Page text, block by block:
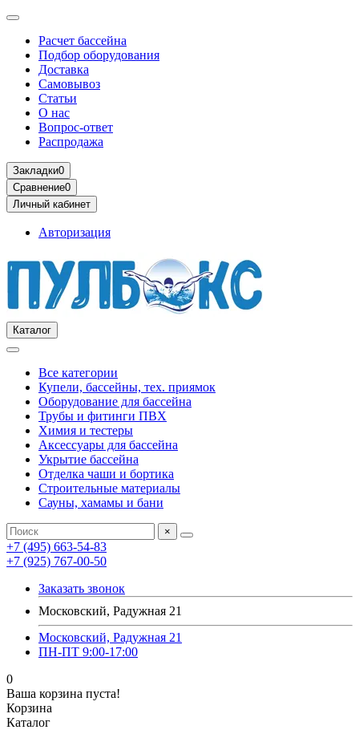
Расчет бассейна
Подбор оборудования
Доставка
Самовывоз
Статьи
О нас
Вопрос-ответ
Распродажа
Закладки0
Сравнение0
Личный кабинет
Авторизация
Каталог
Все категории
Купели, бассейны, тех. приямок
Оборудование для бассейна
Трубы и фитинги ПВХ
Химия и тестеры
Аксессуары для бассейна
Укрытие бассейна
Отделка чаши и бортика
Строительные материалы
Сауны, хамамы и бани
×
+7 (495) 663-54-83
+7 (925) 767-00-50
Заказать звонок
Московский, Радужная 21
Московский, Радужная 21
ПН-ПТ 9:00-17:00
0
Ваша корзина пуста!
Корзина
Каталог